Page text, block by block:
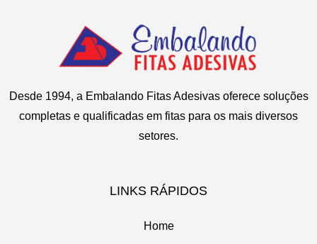
Desde 1994, a Embalando Fitas Adesivas oferece soluções
completas e qualificadas em fitas para os mais diversos
setores.
LINKS RÁPIDOS
Home